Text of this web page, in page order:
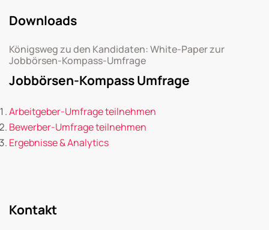
Downloads
Königsweg zu den Kandidaten: White-Paper zur
Jobbörsen-Kompass-Umfrage
Jobbörsen-Kompass Umfrage
Arbeitgeber-Umfrage teilnehmen
Bewerber-Umfrage teilnehmen
Ergebnisse & Analytics
Kontakt